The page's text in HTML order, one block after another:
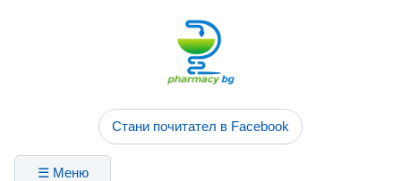
Стани почитател в Facebook
☰ Меню